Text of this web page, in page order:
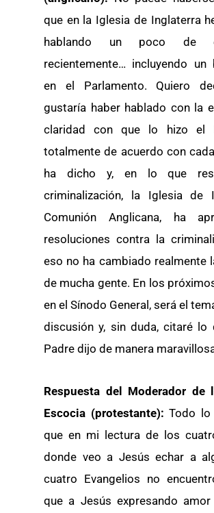
que en la Iglesia de Inglaterra
hablando un poco de
recientemente… incluyendo un
en el Parlamento. Quiero
gustaría haber hablado con la
claridad con que lo hizo el
totalmente de acuerdo con
ha dicho y, en lo que
criminalización, la Iglesia de
Comunión Anglicana, ha
resoluciones contra la
eso no ha cambiado realmente
de mucha gente. En los
en el Sínodo General, será el
discusión y, sin duda, citaré lo
Padre dijo de manera
Respuesta del Moderador de
Escocia (protestante): Todo
que en mi lectura de los
donde veo a Jesús echar a
cuatro Evangelios no
que a Jesús expresando